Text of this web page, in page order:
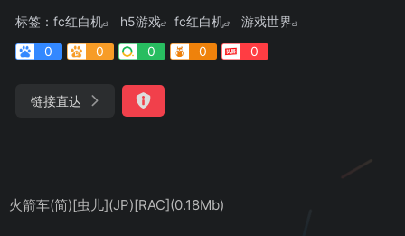
标签： fc红白机 h5游戏 fc红白机
游戏世界
0
0 0 0 0
链接直达
火箭车(简)[虫儿](JP)[RAC](0.18Mb)